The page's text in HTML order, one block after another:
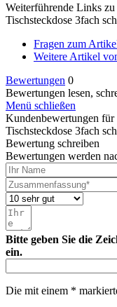
Weiterführende Links
Tischsteckdose 3fach
Fragen zum
Weitere Artikel
Bewertungen 0
Bewertungen lesen,
Menü schließen
Kundenbewertungen
Tischsteckdose 3fach
Bewertung schreiben
Bewertungen werden
Bitte geben Sie die
ein.
Die mit einem *